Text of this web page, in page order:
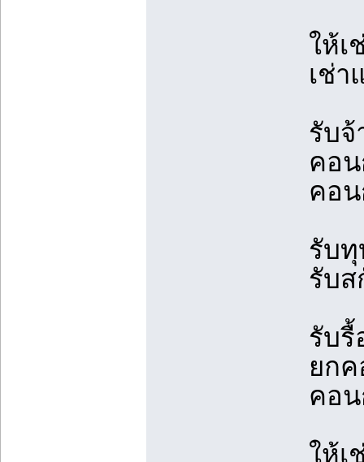
ให้เ
เช่า
รับ
คอ
คอ
รับ
รับ
รับ
ยก
คอ
ให้เ